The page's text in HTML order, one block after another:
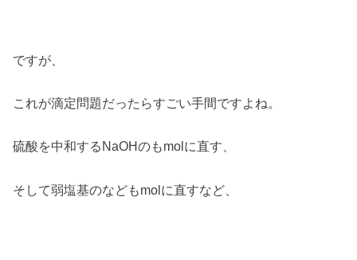
ですが、
これが滴定問題だったらすごい手間ですよね。
硫酸を中和するNaOHのもmolに直す、
そして弱塩基のなどもmolに直すなど、